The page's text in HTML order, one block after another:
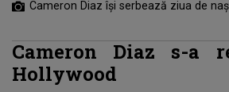
Cameron Diaz îşi serbează ziua de
Cameron Diaz s-a
Hollywood